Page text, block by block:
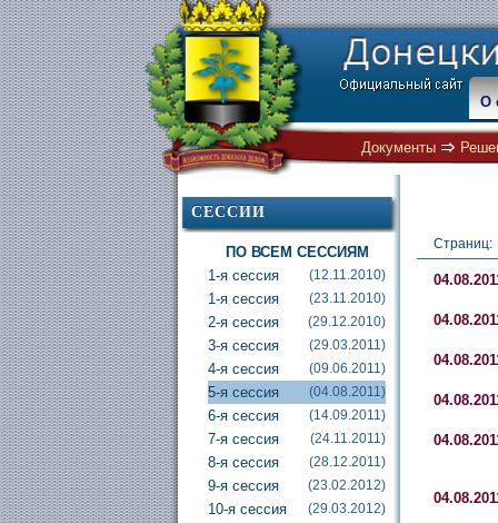
Документы
О
СЕССИИ
ПО ВСЕМ СЕССИЯМ
1-я сессия
(12.11.2010)
1-я сессия (23.11.2010)
2-я сессия (29.12.2010)
3-я сессия (29.03.2011)
4-я сессия (09.06.2011)
5-я сессия (04.08.2011)
6-я сессия (14.09.2011)
7-я сессия (24.11.2011)
8-я сессия (28.12.2011)
9-я сессия (23.02.2012)
10-я сессия (29.03.2012)
Страниц: